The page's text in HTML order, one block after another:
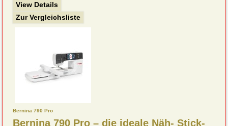
View Details
Zur Vergleichsliste
Bernina 790 Pro
Bernina 790 Pro – die ideale Näh- Stick-